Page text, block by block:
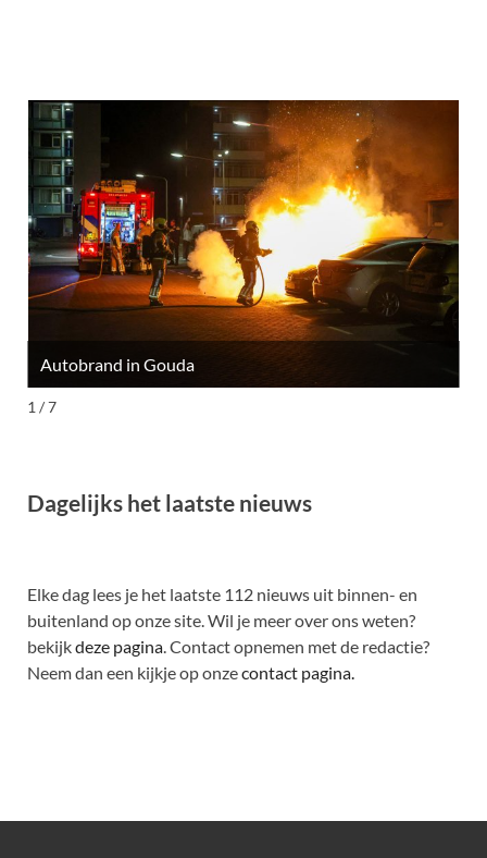
Autobrand in Gouda
1 / 7
Dagelijks het laatste nieuws
Elke dag lees je het laatste 112 nieuws uit binnen- en
buitenland op onze site. Wil je meer over ons weten?
bekijkdeze pagina . Contact opnemen met de redactie?
Neem dan een kijkje op onzecontact pagina.